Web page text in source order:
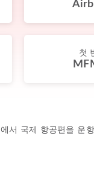
첫
국제 항공편을 운